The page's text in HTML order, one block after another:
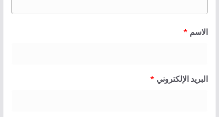
الاسم *
البريد الإلكتروني *